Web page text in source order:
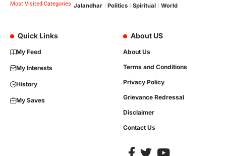
Most Visited Categories Jalandhar Politics Spiritual World
Quick Links
My Feed
My Interests
History
My Saves
About US
About Us
Terms and Conditions
Privacy Policy
Grievance Redressal
Disclaimer
Contact Us